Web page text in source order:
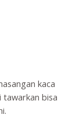
kaca
tawarkan bisa